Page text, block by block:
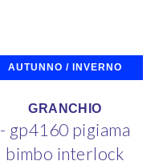
AUTUNNO / INVERNO
GRANCHIO
- gp4160 pigiama
bimbo interlock